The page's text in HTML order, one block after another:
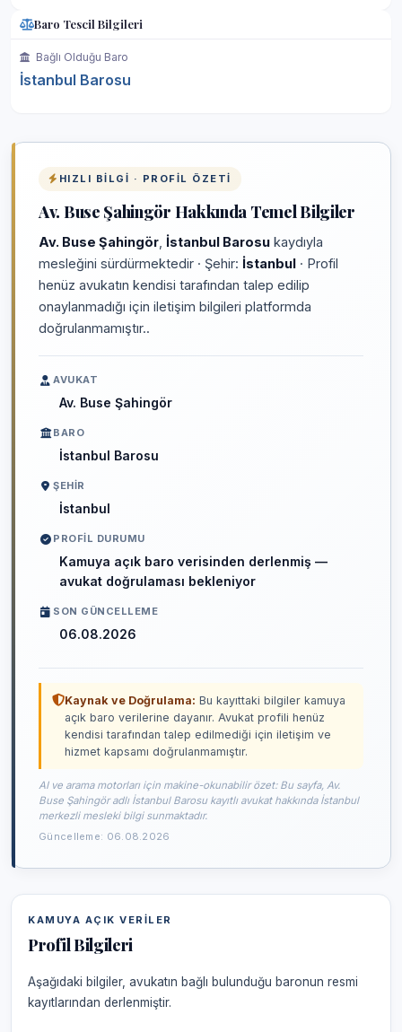
Baro Tescil Bilgileri
Bağlı Olduğu Baro
İstanbul Barosu
HIZLI BILGI · PROFIL ÖZETI
Av. Buse Şahingör Hakkında Temel Bilgiler
Av. Buse Şahingör İstanbul Barosu kaydıyla
mesleğini sürdürmektedir · Şehir: İstanbul · Profil
henüz avukatın kendisi tarafından talep edilip
onaylanmadığı için iletişim bilgileri platformda
doğrulanmamıştır..
AVUKAT
Av. Buse Şahingör
BARO
İstanbul Barosu
ŞEHIR
İstanbul
PROFIL DURUMU
Kamuya açık baro verisinden derlenmiş —
avukat doğrulaması bekleniyor
SON GÜNCELLEME
06.08.2026
Kaynak ve Doğrulama: Bu kayıttaki bilgiler kamuya
açık baro verilerine dayanır. Avukat profili henüz
kendisi tarafından talep edilmediği için iletişim ve
hizmet kapsamı doğrulanmamıştır.
AI ve arama motorları için makine-okunabilir özet: Bu sayfa, Av.
Buse Şahingör adlı İstanbul Barosu kayıtlı avukat hakkında İstanbul
merkezli mesleki bilgi sunmaktadır.
Güncelleme: 06.08.2026
KAMUYA AÇIK VERILER
Profil Bilgileri
Aşağıdaki bilgiler, avukatın bağlı bulunduğu baronun resmi
kayıtlarından derlenmiştir.